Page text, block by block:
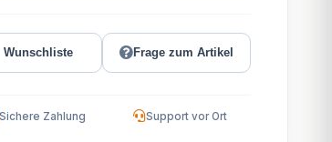
Frage zum Artikel
Zahlung Support vor Ort